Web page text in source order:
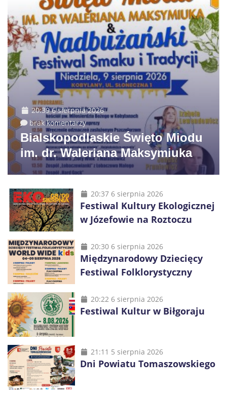
20:39 6 sierpnia 2026
brak komentarzy
Bialskopodlaskie Święto Miodu
im. dr. Waleriana Maksymiuka
20:37 6 sierpnia 2026
Festiwal Kultury Ekologicznej
w Józefowie na Roztoczu
20:30 6 sierpnia 2026
Międzynarodowy Dziecięcy
Festiwal Folklorystyczny
20:22 6 sierpnia 2026
Festiwal Kultur w Biłgoraju
21:11 5 sierpnia 2026
Dni Powiatu Tomaszowskiego